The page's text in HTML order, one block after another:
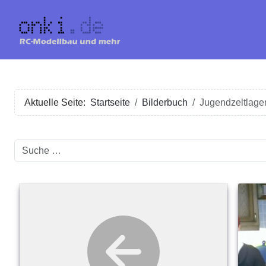
Aktuelle Seite: Startseite Bilderbuch
Suchen